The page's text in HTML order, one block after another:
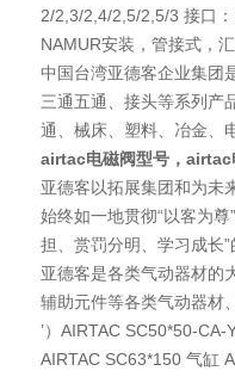
2/2,3/2,4/2,5/2,5/3 接口
NAMUR安装，管接式，
中国台湾亚德客企业集团
三通五通、接头等系列产
通、械床、塑料、冶金、
airtac电磁阀型号，
亚德客以拓展集团和为未
始终如一地贯彻“以客为
担、赏罚分明、学习成长
亚德客是各类气动器材的
辅助元件等各类气动器材
’）AIRTAC SC50*50-
AIRTAC SC63*150 气缸